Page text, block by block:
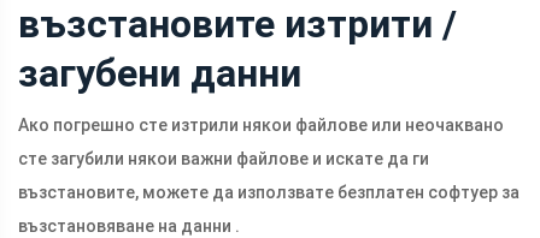
възстановите изтрити /
загубени данни
Ако погрешно сте изтрили някои файлове или неочаквано
сте загубили някои важни файлове и искате да ги
възстановите, можете да използвате безплатен софтуер за
възстановяване на данни .